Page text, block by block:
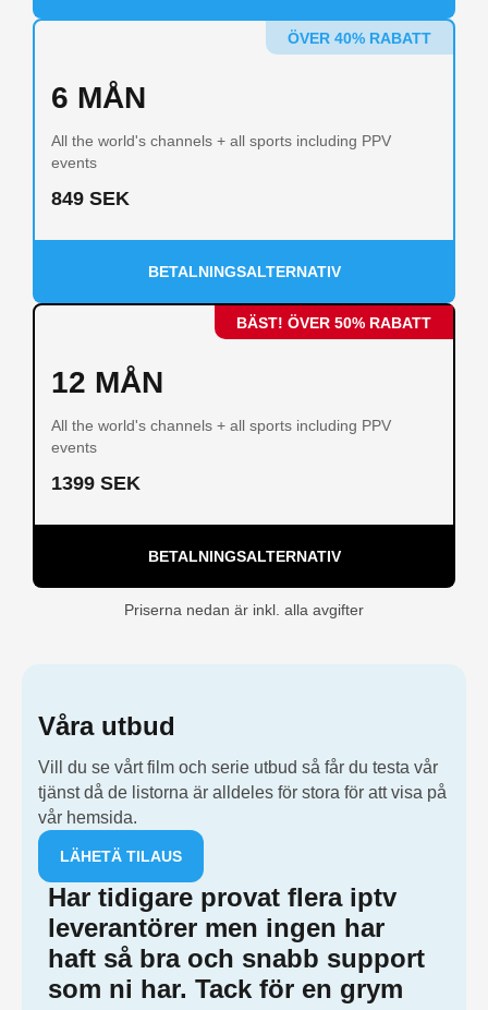
ÖVER 40% RABATT
6 MÅN
All the world's channels + all sports including PPV
events
849 SEK
BETALNINGSALTERNATIV
BÄST! ÖVER 50% RABATT
12 MÅN
All the world's channels + all sports including PPV
events
1399 SEK
BETALNINGSALTERNATIV
Priserna nedan är inkl. alla avgifter
Våra utbud
Vill du se vårt film och serie utbud så får du testa vår
tjänst då de listorna är alldeles för stora för att visa på
vår hemsida.
LÄHETÄ TILAUS
Har tidigare provat flera iptv
leverantörer men ingen har
haft så bra och snabb support
som ni har. Tack för en grym